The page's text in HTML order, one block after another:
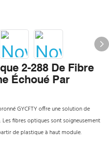
2-288 De Fibre
Échoué Par
GYCFTY offre une solution de
fibres optiques sont soigneusement
de plastique à haut module.